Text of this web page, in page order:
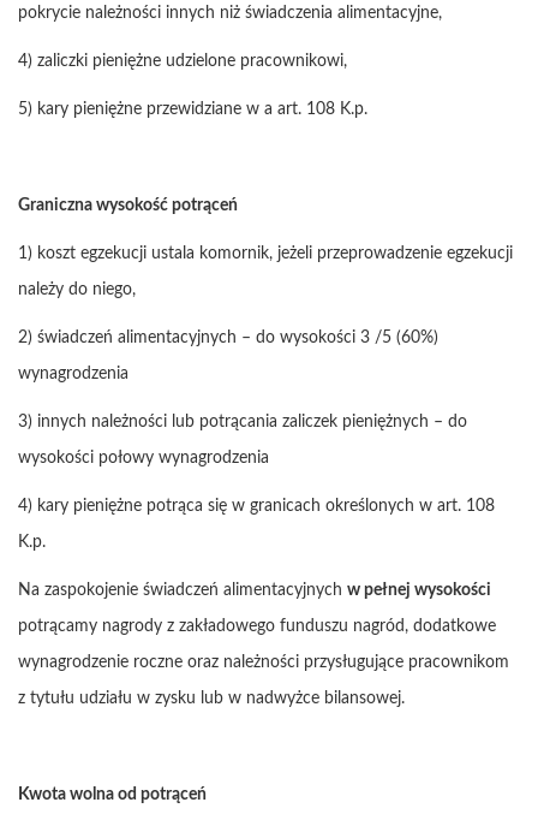
pokrycie należności innych niż świadczenia alimentacyjne,
4) zaliczki pieniężne udzielone pracownikowi,
5) kary pieniężne przewidziane w a art. 108 K.p.
Graniczna wysokość potrąceń
1) koszt egzekucji ustala komornik, jeżeli przeprowadzenie egzekucji
należy do niego,
2) świadczeń alimentacyjnych – do wysokości 3 /5 (60%)
wynagrodzenia
3) innych należności lub potrącania zaliczek pieniężnych – do
wysokości połowy wynagrodzenia
4) kary pieniężne potrąca się w granicach określonych w art. 108
K.p.
Na zaspokojenie świadczeń alimentacyjnych w pełnej wysokości
potrącamy nagrody z zakładowego funduszu nagród, dodatkowe
wynagrodzenie roczne oraz należności przysługujące pracownikom
z tytułu udziału w zysku lub w nadwyżce bilansowej.
Kwota wolna od potrąceń